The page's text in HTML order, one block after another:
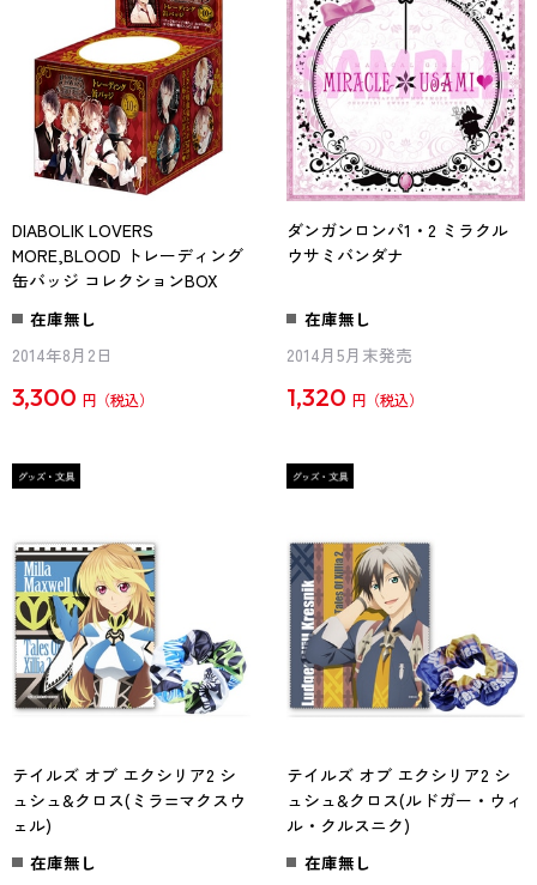
DIABOLIK LOVERS
MORE,BLOOD トレーディング
缶バッジ コレクションBOX
在庫無し
2014年8月2日
3,300 円
ダンガンロンパ1・2 ミラクル
ウサミバンダナ
在庫無し
2014月5月末発売
1,320 円
テイルズ オブ エクシリア2 シ
ュシュ&クロス(ミラ=マクスウ
ェル)
在庫無し
テイルズ オブ エクシリア2 シ
ュシュ&クロス(ルドガー・ウィ
ル・クルスニク)
在庫無し